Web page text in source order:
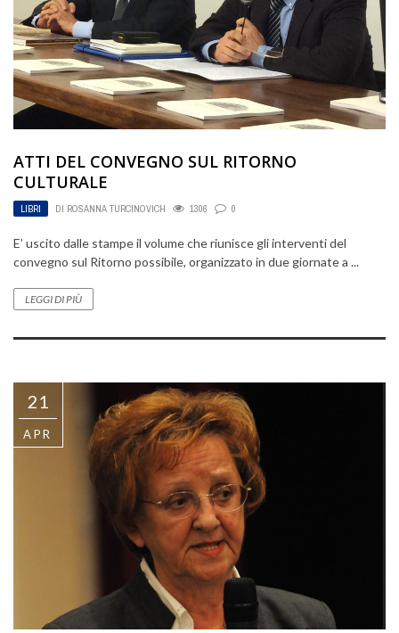
ATTI DEL CONVEGNO SUL RITORNO
CULTURALE
LIBRI DI ROSANNA TURCINOVICH 1306 0
E’ uscito dalle stampe il volume che riunisce gli interventi del
convegno sul Ritorno possibile, organizzato in due giornate a ...
LEGGI DI PIÙ
21
APR